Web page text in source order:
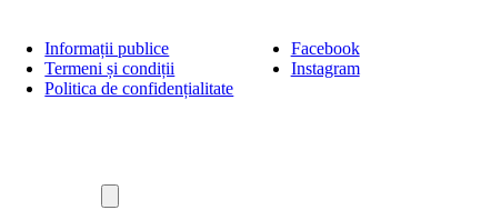
Informații publice
Termeni și condiții
Politica de confidențialitate
Facebook
Instagram